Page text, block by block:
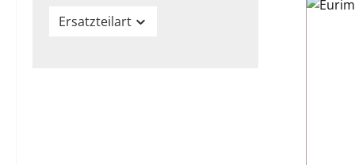
Ersatzteilart